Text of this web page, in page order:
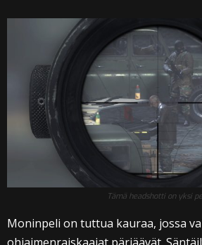
Tämä headshotti on yksi
Moninpeli on tuttua kauraa, jossa